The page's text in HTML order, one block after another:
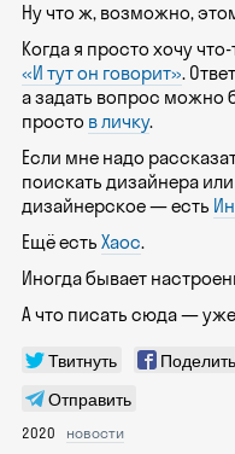
Ну что ж, возможно,
Когда я просто хочу
«И тут он говорит».
а задать вопрос можно
просто в личку.
Если мне надо
поискать дизайнера
дизайнерское — есть
Ещё есть Хаос.
Иногда бывает
А что писать сюда —
Твитнуть
Отправить
2020 новости